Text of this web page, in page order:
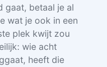
gaat, betaal je al
wat je ook in een
plek kwijt zou
wie acht
heeft die